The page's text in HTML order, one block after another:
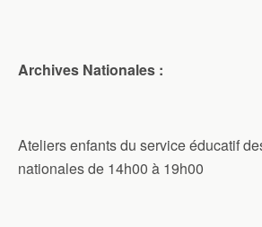
Archives Nationales :
Ateliers enfants du service éducatif
nationales de 14h00 à 19h00